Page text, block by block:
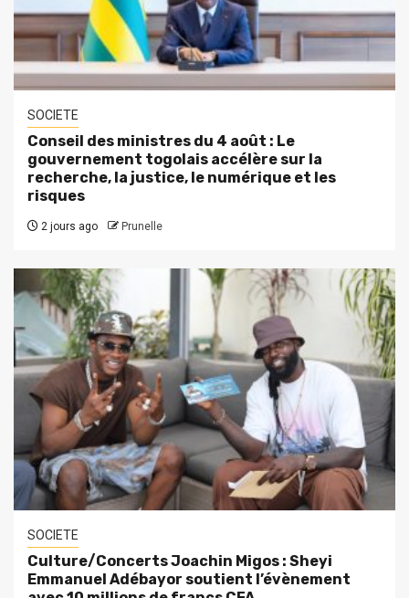
SOCIETE
Conseil des ministres du 4 août : Le
gouvernement togolais accélère sur la
recherche, la justice, le numérique et les
risques
2 jours ago Prunelle
SOCIETE
Culture/Concerts Joachin Migos : Sheyi
Emmanuel Adébayor soutient l’évènement